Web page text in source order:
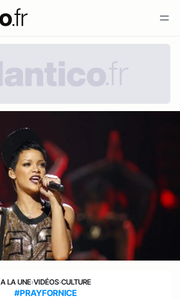
A LA UNE›VIDÉOS›CULTURE
#PRAYFORNICE